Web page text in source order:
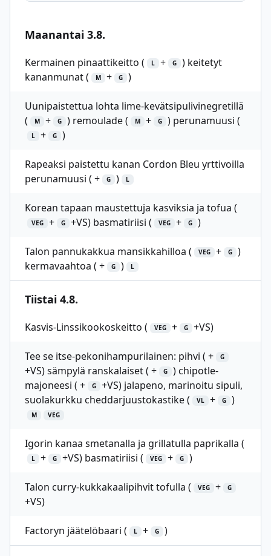
Maanantai 3.8.
Kermainen pinaattikeitto ( L + G
) keitetyt
kananmunat (
M + G )
Uunipaistettua lohta lime-kevätsipulivinegretillä
(
M + G ) remoulade ( M + G ) perunamuusi (
L + G )
Rapeaksi paistettu kanan Cordon Bleu yrttivoilla
perunamuusi ( +
G ) L
Korean tapaan maustettuja kasviksia ja tofua (
VEG + G +VS) basmatiriisi ( VEG + G )
Talon pannukakkua mansikkahilloa ( VEG + G
)
kermavaahtoa ( +
G ) L
Tiistai 4.8.
Kasvis-Linssikookoskeitto ( VEG + G +VS)
Tee se itse-pekonihampurilainen: pihvi ( + G
+VS) sämpylä ranskalaiset ( + G
) chipotle-
majoneesi ( +
G
+VS) jalapeno, marinoitu sipuli,
suolakurkku cheddarjuustokastike (
VL + G )
M VEG
Igorin kanaa smetanalla ja grillatulla paprikalla (
L + G +VS) basmatiriisi ( VEG + G )
Talon curry-kukkakaalipihvit tofulla ( VEG + G
+VS)
Factoryn jäätelöbaari ( L + G )